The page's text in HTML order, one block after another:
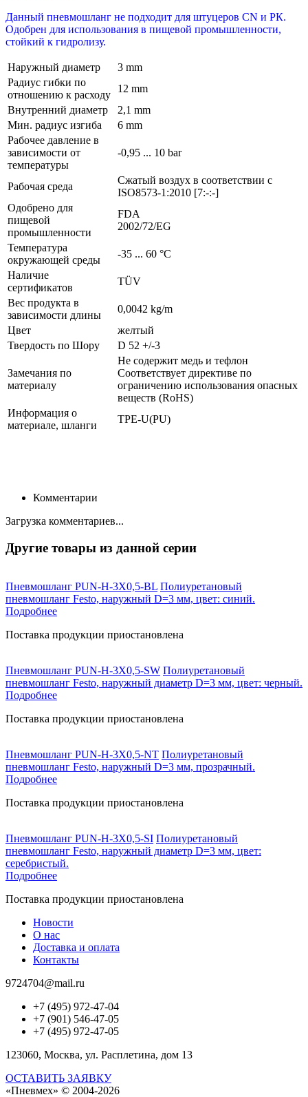
Данный пневмошланг не подходит для штуцеров CN и РК.
Одобрен для использования в пищевой промышленности,
стойкий к гидролизу.
Наружный диаметр
3 mm
Радиус гибки по
отношению к расходу
12 mm
Внутренний диаметр
2,1 mm
Мин. радиус изгиба
6 mm
Рабочее давление в
зависимости от
температуры
-0,95 ... 10 bar
Рабочая среда
Сжатый воздух в соответствии с
ISO8573-1:2010 [7:-:-]
Одобрено для
пищевой
промышленности
FDA
2002/72/EG
Температура
окружающей среды
-35 ... 60 °C
Наличие
сертификатов
TÜV
Вес продукта в
зависимости длины
0,0042 kg/m
Цвет
желтый
Твердость по Шору
D 52 +/-3
Замечания по
материалу
Не содержит медь и тефлон
Соответствует директиве по
ограничению использования опасных
веществ (RoHS)
Информация о
материале, шланги
TPE-U(PU)
Комментарии
Загрузка комментариев...
Другие товары из данной серии
Пневмошланг PUN-H-3X0,5-BL Полиуретановый
пневмошланг Festo, наружный D=3 мм, цвет: синий.
Подробнее
Поставка продукции приостановлена
Пневмошланг PUN-H-3X0,5-SW Полиуретановый
пневмошланг Festo, наружный диаметр D=3 мм, цвет: черный.
Подробнее
Поставка продукции приостановлена
Пневмошланг PUN-H-3X0,5-NT Полиуретановый
пневмошланг Festo, наружный D=3 мм, прозрачный.
Подробнее
Поставка продукции приостановлена
Пневмошланг PUN-H-3X0,5-SI Полиуретановый
пневмошланг Festo, наружный диаметр D=3 мм, цвет:
серебристый.
Подробнее
Поставка продукции приостановлена
Новости
О нас
Доставка и оплата
Контакты
9724704@mail.ru
+7 (495) 972-47-04
+7 (901) 546-47-05
+7 (495) 972-47-05
123060, Москва, ул. Расплетина, дом 13
ОСТАВИТЬ ЗАЯВКУ
«Пневмех» © 2004-2026